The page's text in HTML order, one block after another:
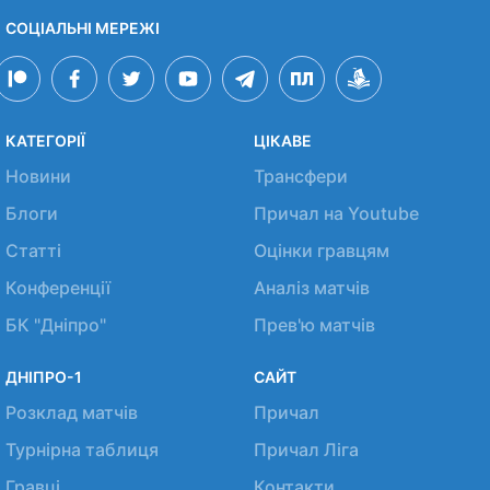
СОЦІАЛЬНІ МЕРЕЖІ
КАТЕГОРІЇ
Новини
Блоги
Статті
Конференції
БК "Дніпро"
ЦІКАВЕ
Трансфери
Причал на Youtube
Оцінки гравцям
Аналіз матчів
Прев'ю матчів
ДНІПРО-1
Розклад матчів
Турнірна таблиця
САЙТ
Причал
Причал Ліга